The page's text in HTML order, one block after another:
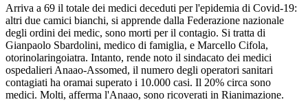
Arriva a 69 il totale dei medici deceduti per l'epidemia di Covid-19:
altri due camici bianchi, si apprende dalla Federazione nazionale
degli ordini dei medic, sono morti per il contagio. Si tratta di
Gianpaolo Sbardolini, medico di famiglia, e Marcello Cifola,
otorinolaringoiatra. Intanto, rende noto il sindacato dei medici
ospedalieri Anaao-Assomed, il numero degli operatori sanitari
contagiati ha oramai superato i 10.000 casi. Il 20% circa sono
medici. Molti, afferma l'Anaao, sono ricoverati in Rianimazione.